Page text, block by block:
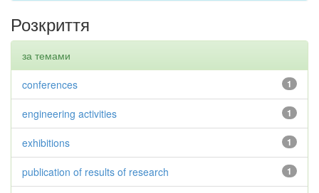
Розкриття
за темами
1
conferences
1
engineering activities
1
exhibitions
1
publication of results of research